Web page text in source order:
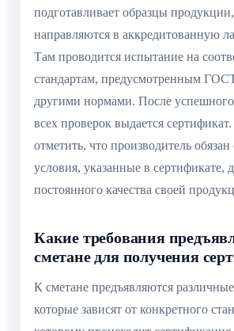
подготавливает образцы
направляются в аккредитованную
Там проводится испытание на
стандартам, предусмотренным
другими нормами. После
всех проверок выдается
отметить, что производитель
условия, указанные в сертификате,
постоянного качества своей
Какие требования
сметане для получения
К сметане предъявляются
которые зависят от конкретного